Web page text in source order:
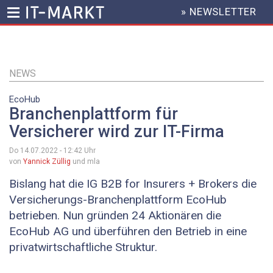
Inhalt
HEADER
MENU
» NEWSLETTER
NEWS
EcoHub
Branchenplattform für
Versicherer wird zur IT-Firma
Do 14.07.2022 - 12:42 Uhr
von Yannick Züllig und mla
Bislang hat die IG B2B for Insurers + Brokers die
Versicherungs-Branchenplattform EcoHub
betrieben. Nun gründen 24 Aktionären die
EcoHub AG und überführen den Betrieb in eine
privatwirtschaftliche Struktur.